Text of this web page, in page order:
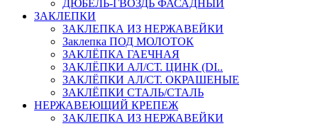
ДЮБЕЛЬ-ГВОЗДЬ ФАСАДНЫЙ
ЗАКЛЕПКИ
ЗАКЛЕПКА ИЗ НЕРЖАВЕЙКИ
Заклепка ПОД МОЛОТОК
ЗАКЛЁПКА ГАЕЧНАЯ
ЗАКЛЁПКИ АЛ/СТ. ЦИНК (DI..
ЗАКЛЁПКИ АЛ/СТ. ОКРАШЕНЫЕ
ЗАКЛЁПКИ СТАЛЬ/СТАЛЬ
НЕРЖАВЕЮЩИЙ КРЕПЕЖ
ЗАКЛЕПКА ИЗ НЕРЖАВЕЙКИ